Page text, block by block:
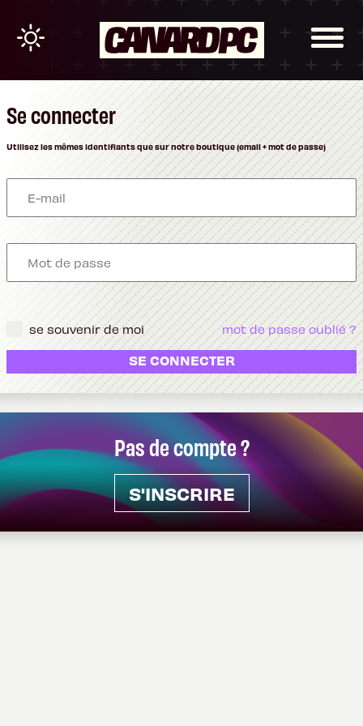
Pas de compte ?
S'INSCRIRE
Se connecter
Utilisez les mêmes identifiants que sur notre boutique (email + mot de passe)
se souvenir de moi mot de passe oublié ?
SE CONNECTER